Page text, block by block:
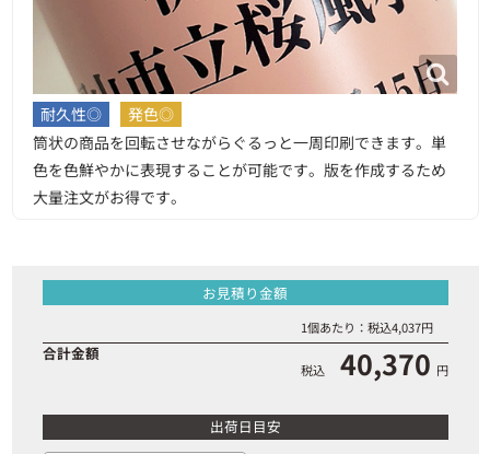
耐久性◎
発色◎
筒状の商品を回転させながらぐるっと一周印刷できます。単
色を色鮮やかに表現することが可能です。版を作成するため
大量注文がお得です。
お見積り金額
1個あたり：税込4,037円
合計金額
税込 40,370 円
出荷日目安